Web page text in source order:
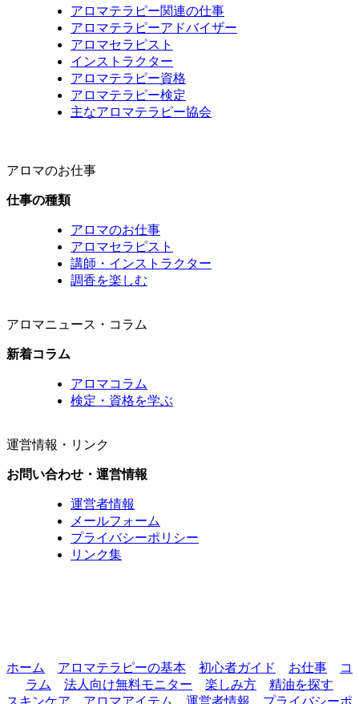
アロマテラピー関連の仕事
アロマテラピーアドバイザー
アロマセラピスト
インストラクター
アロマテラピー資格
アロマテラピー検定
主なアロマテラピー協会
アロマのお仕事
仕事の種類
アロマのお仕事
アロマセラピスト
講師・インストラクター
調香を楽しむ
アロマニュース・コラム
新着コラム
アロマコラム
検定・資格を学ぶ
運営情報・リンク
お問い合わせ・運営情報
運営者情報
メールフォーム
プライバシーポリシー
リンク集
ホーム アロマテラピーの基本 初心者ガイド お仕事
コ
ラム
法人向け無料モニター 楽しみ方
精油を探す
スキンケア
アロマアイテム 運営者情報 プライバシーポ